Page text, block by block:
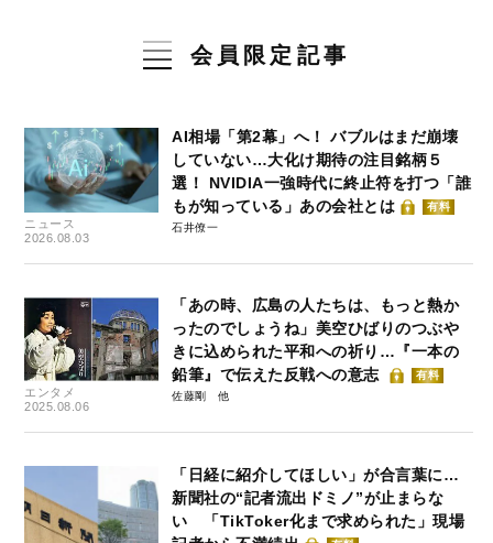
会員限定記事
ニュース
2026.08.03
AI相場「第2幕」へ！ バブルはまだ崩壊
していない…大化け期待の注目銘柄５
選！ NVIDIA一強時代に終止符を打つ「誰
もが知っている」あの会社とは
有料
石井僚一
エンタメ
2025.08.06
「あの時、広島の人たちは、もっと熱か
ったのでしょうね」美空ひばりのつぶや
きに込められた平和への祈り…『一本の
鉛筆』で伝えた反戦への意志
有料
佐藤剛
「日経に紹介してほしい」が合言葉に…
新聞社の“記者流出ドミノ”が止まらな
い 「TikToker化まで求められた」現場